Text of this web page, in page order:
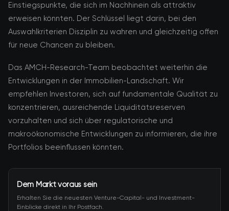
Einstiegspunkte, die sich im Nachhinein als attraktiv
erweisen könnten. Der Schlüssel liegt darin, bei den
Auswahlkriterien Disziplin zu wahren und gleichzeitig offen
für neue Chancen zu bleiben.
Das AMCH-Research-Team beobachtet weiterhin die
Entwicklungen in der Immobilien-Landschaft. Wir
empfehlen Investoren, sich auf fundamentale Qualität zu
konzentrieren, ausreichende Liquiditätsreserven
vorzuhalten und sich über regulatorische und
makroökonomische Entwicklungen zu informieren, die ihre
Portfolios beeinflussen könnten.
Dem Markt voraus sein
Erhalten Sie die neuesten Venture-Capital- und Investment-
Einblicke direkt in Ihr Postfach.